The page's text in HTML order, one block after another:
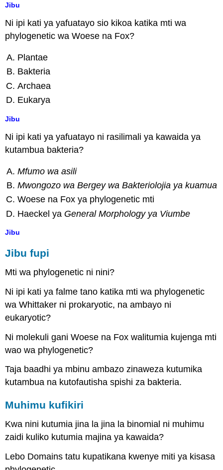
Jibu
Ni ipi kati ya yafuatayo sio kikoa katika mti wa
phylogenetic wa Woese na Fox?
Plantae
Bakteria
Archaea
Eukarya
Jibu
Ni ipi kati ya yafuatayo ni rasilimali ya kawaida ya
kutambua bakteria?
Mfumo wa asili
Mwongozo wa Bergey wa Bakteriolojia ya kuamua
Woese na Fox ya phylogenetic mti
Haeckel ya General Morphology ya Viumbe
Jibu
Jibu fupi
Mti wa phylogenetic ni nini?
Ni ipi kati ya falme tano katika mti wa phylogenetic
wa Whittaker ni prokaryotic, na ambayo ni
eukaryotic?
Ni molekuli gani Woese na Fox walitumia kujenga mti
wao wa phylogenetic?
Taja baadhi ya mbinu ambazo zinaweza kutumika
kutambua na kutofautisha spishi za bakteria.
Muhimu kufikiri
Kwa nini kutumia jina la jina la binomial ni muhimu
zaidi kuliko kutumia majina ya kawaida?
Lebo Domains tatu kupatikana kwenye miti ya kisasa